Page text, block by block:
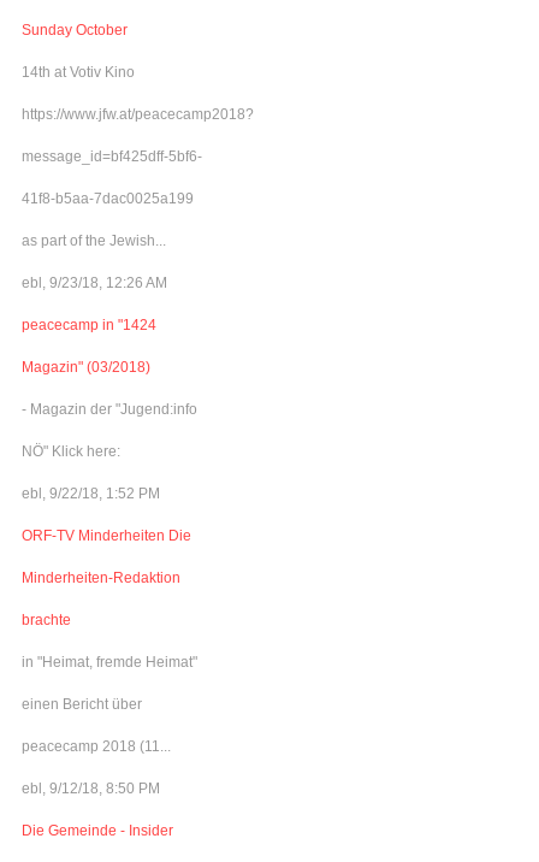
Sunday October
14th at Votiv Kino
https://www.jfw.at/peacecamp2018?
message_id=bf425dff-5bf6-
41f8-b5aa-7dac0025a199
as part of the Jewish...
ebl, 9/23/18, 12:26 AM
peacecamp in "1424
Magazin" (03/2018)
- Magazin der "Jugend:info
NÖ" Klick here:
ebl, 9/22/18, 1:52 PM
ORF-TV Minderheiten Die
Minderheiten-Redaktion
brachte
in "Heimat, fremde Heimat"
einen Bericht über
peacecamp 2018 (11...
ebl, 9/12/18, 8:50 PM
Die Gemeinde - Insider